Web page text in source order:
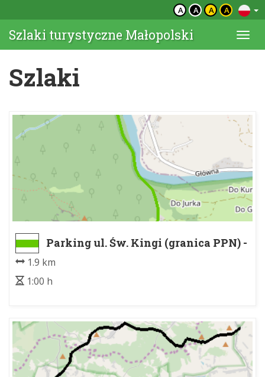
A A A A
Szlaki turystyczne Małopolski
Szlaki
Parking ul. Św. Kingi (granica PPN) -
Przeł. Sosnów
1.9 km
1:00 h